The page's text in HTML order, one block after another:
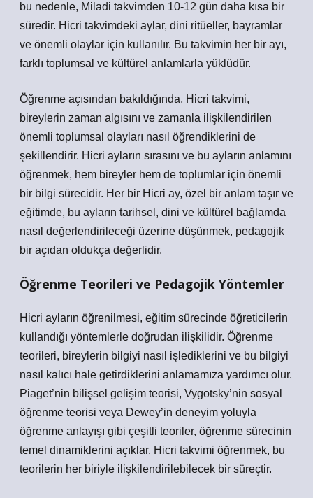
bu nedenle, Miladi takvimden 10-12 gün daha kısa bir
süredir. Hicri takvimdeki aylar, dini ritüeller, bayramlar
ve önemli olaylar için kullanılır. Bu takvimin her bir ayı,
farklı toplumsal ve kültürel anlamlarla yüklüdür.
Öğrenme açısından bakıldığında, Hicri takvimi,
bireylerin zaman algısını ve zamanla ilişkilendirilen
önemli toplumsal olayları nasıl öğrendiklerini de
şekillendirir. Hicri ayların sırasını ve bu ayların anlamını
öğrenmek, hem bireyler hem de toplumlar için önemli
bir bilgi sürecidir. Her bir Hicri ay, özel bir anlam taşır ve
eğitimde, bu ayların tarihsel, dini ve kültürel bağlamda
nasıl değerlendirileceği üzerine düşünmek, pedagojik
bir açıdan oldukça değerlidir.
Öğrenme Teorileri ve Pedagojik Yöntemler
Hicri ayların öğrenilmesi, eğitim sürecinde öğreticilerin
kullandığı yöntemlerle doğrudan ilişkilidir. Öğrenme
teorileri, bireylerin bilgiyi nasıl işlediklerini ve bu bilgiyi
nasıl kalıcı hale getirdiklerini anlamamıza yardımcı olur.
Piaget’nin bilişsel gelişim teorisi, Vygotsky’nin sosyal
öğrenme teorisi veya Dewey’in deneyim yoluyla
öğrenme anlayışı gibi çeşitli teoriler, öğrenme sürecinin
temel dinamiklerini açıklar. Hicri takvimi öğrenmek, bu
teorilerin her biriyle ilişkilendirilebilecek bir süreçtir.